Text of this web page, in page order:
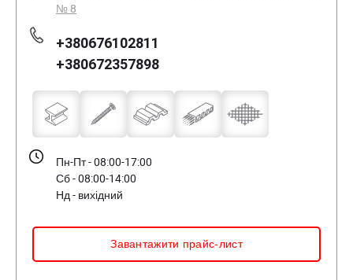
№ 8
+380676102811
+380672357898
Пн-Пт - 08:00-17:00
Сб - 08:00-14:00
Нд - вихідний
Завантажити прайс-лист